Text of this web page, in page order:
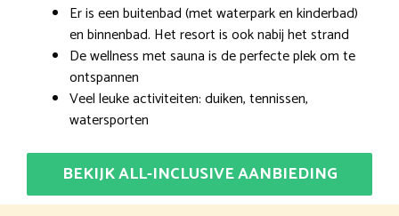
Er is een buitenbad (met waterpark en kinderbad)
en binnenbad. Het resort is ook nabij het strand
De wellness met sauna is de perfecte plek om te
ontspannen
Veel leuke activiteiten: duiken, tennissen,
watersporten
BEKIJK ALL-INCLUSIVE AANBIEDING